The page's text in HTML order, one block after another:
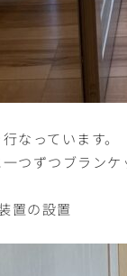
なっています。
つずつブラン
置の設置